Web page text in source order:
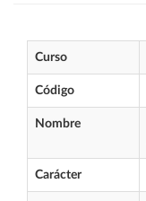
Curso
Código
Nombre
Carácter